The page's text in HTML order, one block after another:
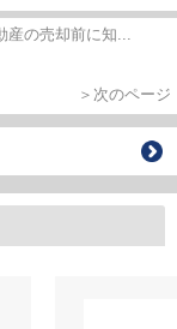
産の売却前に知...
＞次のページ